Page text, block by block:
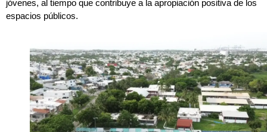
jóvenes, al tiempo que contribuye a la apropiación positiva de los
espacios públicos.